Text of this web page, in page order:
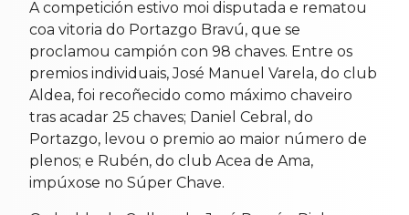
A competición estivo moi disputada e rematou
coa vitoria do Portazgo Bravú, que se
proclamou campión con 98 chaves. Entre os
premios individuais, José Manuel Varela, do club
Aldea, foi recoñecido como máximo chaveiro
tras acadar 25 chaves; Daniel Cebral, do
Portazgo, levou o premio ao maior número de
plenos; e Rubén, do club Acea de Ama,
impúxose no Súper Chave.